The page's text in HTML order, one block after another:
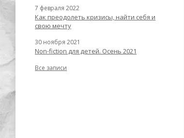
7 февраля 2022
Как преодолеть кризисы, найти себя и
свою мечту
30 ноября 2021
Non-fiction для детей. Осень 2021
Все записи